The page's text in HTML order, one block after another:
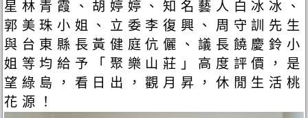
星林青霞、胡婷婷、知名藝人白冰冰、
郭美珠小姐、立委李復興、周守訓先生
與台東縣長黃健庭伉儷、議長饒慶鈴小
姐等均給予「聚樂山莊」高度評價，是
望綠島，看日出，觀月昇，休閒生活桃
花源！